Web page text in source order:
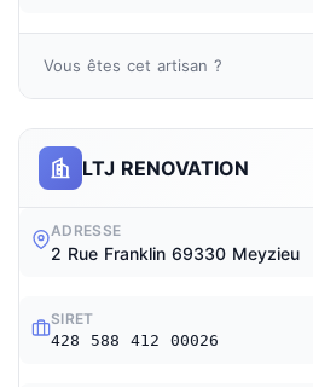
Vous êtes cet artisan ?
LTJ RENOVATION
ADRESSE
2 Rue Franklin 69330 Meyzieu
SIRET
428 588 412 00026